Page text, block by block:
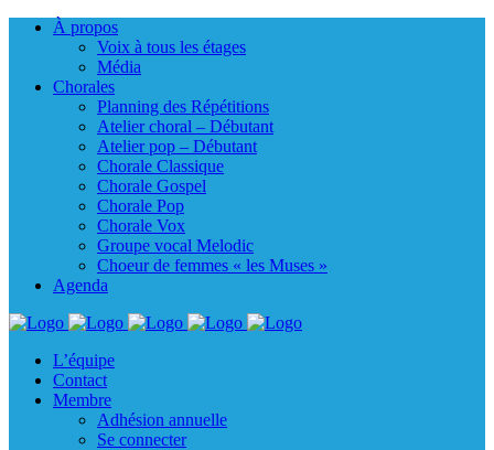
À propos
Voix à tous les étages
Média
Chorales
Planning des Répétitions
Atelier choral – Débutant
Atelier pop – Débutant
Chorale Classique
Chorale Gospel
Chorale Pop
Chorale Vox
Groupe vocal Melodic
Choeur de femmes « les Muses »
Agenda
L’équipe
Contact
Membre
Adhésion annuelle
Se connecter